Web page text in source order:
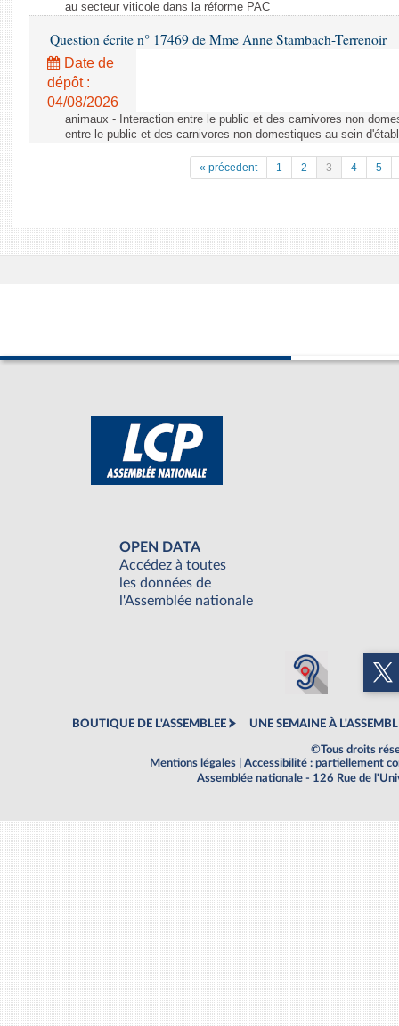
au secteur viticole dans la réforme PAC
Question écrite n° 17469 de Mme Anne Stambach-Terrenoir
Date de
dépôt :
04/08/2026
animaux - Interaction entre le public et des carnivores non
entre le public et des carnivores non domestiques au sein
« précedent 1 2 3 4 5
OPEN DATA
Accédez à toutes
les données de
l'Assemblée nationale
BOUTIQUE DE L'ASSEMBLEE UNE SEMAINE À
©Tous droits
Mentions légales
Accessibilité : partiellement
Assemblée nationale - 126 Rue de